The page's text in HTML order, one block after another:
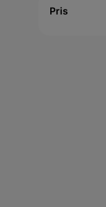
Pris